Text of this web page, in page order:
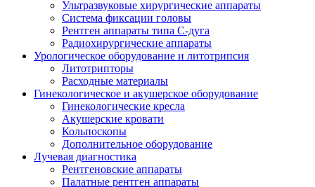
Ультразвуковые хирургические аппараты
Система фиксации головы
Рентген аппараты типа С-дуга
Радиохирургические аппараты
Урологическое оборудование и литотрипсия
Литотрипторы
Расходные материалы
Гинекологическое и акушерское оборудование
Гинекологические кресла
Акушерские кровати
Кольпоскопы
Дополнительное оборудование
Лучевая диагностика
Рентгеновские аппараты
Палатные рентген аппараты